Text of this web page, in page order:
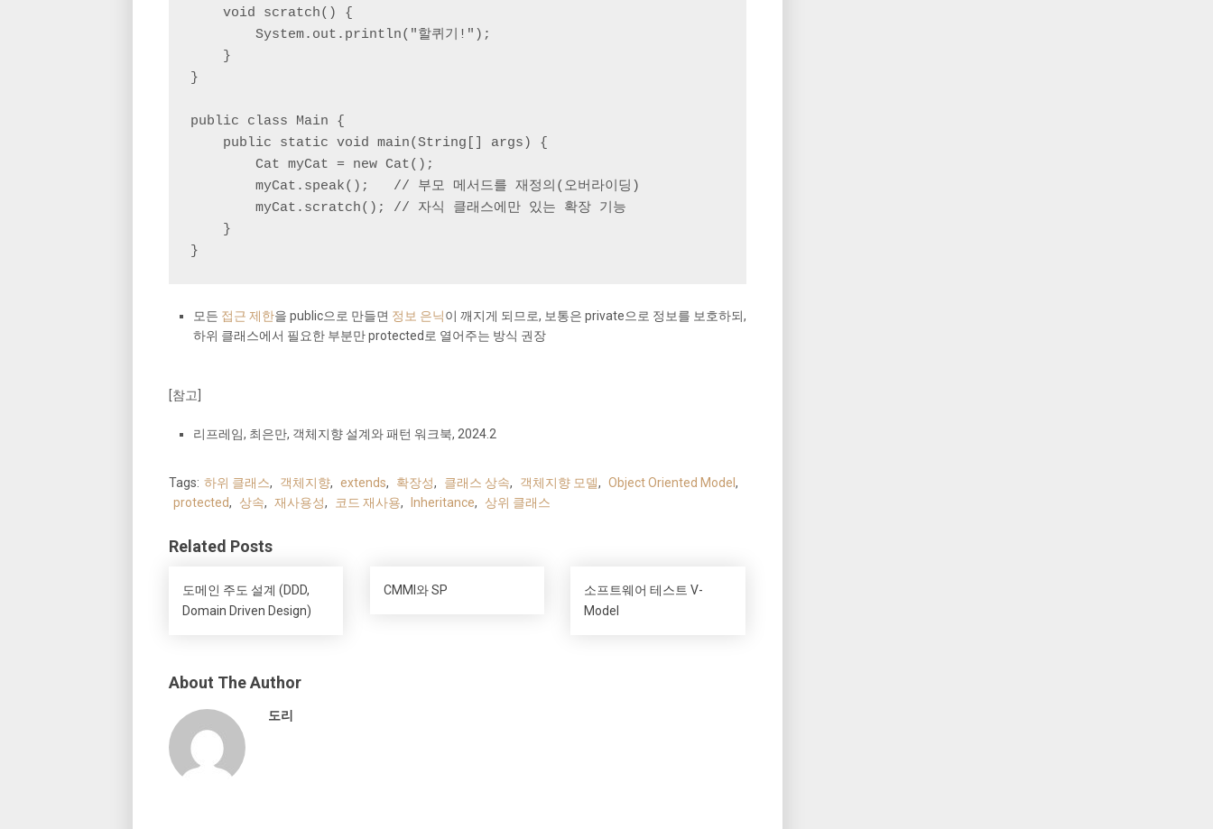
    void scratch() {
        System.out.println("할퀴기!");
    }
}
public class Main {
    public static void main(String[] args) {
        Cat myCat = new Cat();
        myCat.speak();   // 부모 메서드를 재정의(오버라이딩)
        myCat.scratch(); // 자식 클래스에만 있는 확장 기능
    }
}
모든 접근 제한을 public으로 만들면 정보 은닉이 깨지게 되므로, 보통은 private으로 정보를 보호하되,
하위 클래스에서 필요한 부분만 protected로 열어주는 방식 권장
[참고]
리프레임, 최은만, 객체지향 설계와 패턴 워크북, 2024.2
Tags: 하위 클래스, 객체지향, extends, 확장성, 클래스 상속, 객체지향 모델, Object Oriented Model ,
protected, 상속, 재사용성, 코드 재사용, Inheritance, 상위 클래스
Related Posts
도메인 주도 설계 (DDD,
Domain Driven Design)
CMMI와 SP
소프트웨어 테스트 V-
Model
About The Author
도리